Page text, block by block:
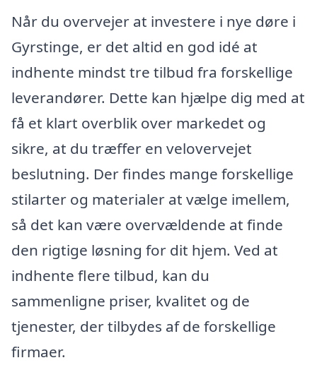
Når du overvejer at investere i nye døre i
Gyrstinge, er det altid en god idé at
indhente mindst tre tilbud fra forskellige
leverandører. Dette kan hjælpe dig med at
få et klart overblik over markedet og
sikre, at du træffer en velovervejet
beslutning. Der findes mange forskellige
stilarter og materialer at vælge imellem,
så det kan være overvældende at finde
den rigtige løsning for dit hjem. Ved at
indhente flere tilbud, kan du
sammenligne priser, kvalitet og de
tjenester, der tilbydes af de forskellige
firmaer.